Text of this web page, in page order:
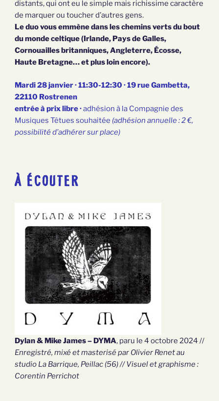
distants, qui ont eu le simple mais richissime caractère
de marquer ou toucher d’autres gens.
Le duo vous emmène dans les chemins verts du bout
du monde celtique (Irlande, Pays de Galles,
Cornouailles britanniques, Angleterre, Écosse,
Haute Bretagne… et plus loin encore).
Mardi 28 janvier · 11:30-12:30 · 19 rue Gambetta,
22110 Rostrenen
entrée à prix libre ·adhésion à la Compagnie des
Musiques Têtues souhaitée (adhésion annuelle : 2 €,
possibilité d’adhérer sur place)
À ÉCOUTER
Dylan & Mike James – DYMA, paru le 4 octobre 2024 //
Enregistré, mixé et masterisé par Olivier Renet au
studio La Barrique, Peillac (56) // Visuel et graphisme :
Corentin Perrichot